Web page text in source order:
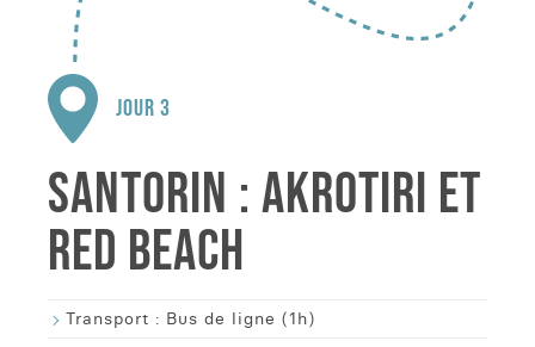
JOUR 3
SANTORIN : AKROTIRI ET
RED BEACH
Transport : Bus de ligne (1h)